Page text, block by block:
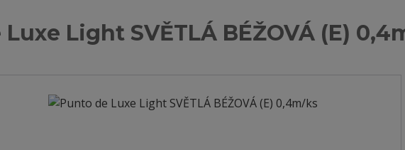
Light SVĚTLÁ BÉŽOVÁ (E)